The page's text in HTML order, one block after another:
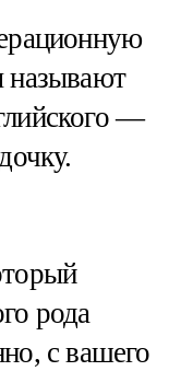
называют
—
рода
с вашего